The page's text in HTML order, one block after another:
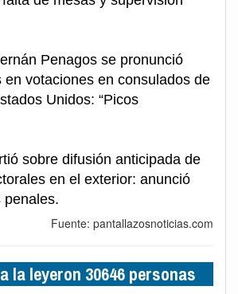
Penagos se pronunció
en votaciones en consulados de
Unidos: “Picos
sobre difusión anticipada de
en el exterior: anunció
penales.
Fuente: pantallazosnoticias.com
la leyeron 30646 personas